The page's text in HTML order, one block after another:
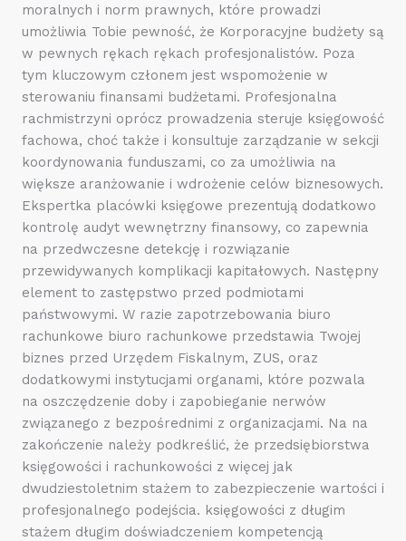
moralnych i norm prawnych, które prowadzi
umożliwia Tobie pewność, że Korporacyjne budżety są
w pewnych rękach rękach profesjonalistów. Poza
tym kluczowym członem jest wspomożenie w
sterowaniu finansami budżetami. Profesjonalna
rachmistrzyni oprócz prowadzenia steruje księgowość
fachowa, choć także i konsultuje zarządzanie w sekcji
koordynowania funduszami, co za umożliwia na
większe aranżowanie i wdrożenie celów biznesowych.
Ekspertka placówki księgowe prezentują dodatkowo
kontrolę audyt wewnętrzny finansowy, co zapewnia
na przedwczesne detekcję i rozwiązanie
przewidywanych komplikacji kapitałowych. Następny
element to zastępstwo przed podmiotami
państwowymi. W razie zapotrzebowania biuro
rachunkowe biuro rachunkowe przedstawia Twojej
biznes przed Urzędem Fiskalnym, ZUS, oraz
dodatkowymi instytucjami organami, które pozwala
na oszczędzenie doby i zapobieganie nerwów
związanego z bezpośrednimi z organizacjami. Na na
zakończenie należy podkreślić, że przedsiębiorstwa
księgowości i rachunkowości z więcej jak
dwudziestoletnim stażem to zabezpieczenie wartości i
profesjonalnego podejścia. księgowości z długim
stażem długim doświadczeniem kompetencją